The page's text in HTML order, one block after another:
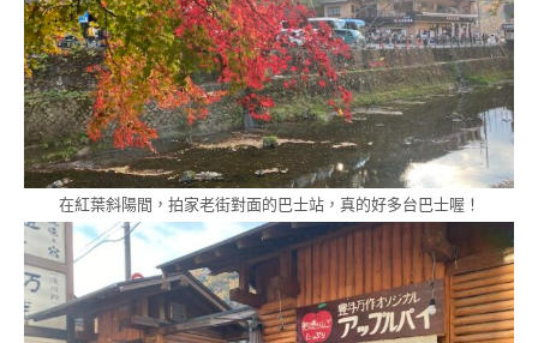
在紅葉斜陽間，拍家老街對面的巴士站，真的好多台巴士喔！